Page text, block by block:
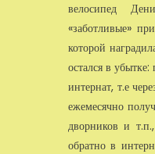
велосипед
«заботливые»
которой
остался в
интернат, т.е
ежемесячно
дворников и
обратно в